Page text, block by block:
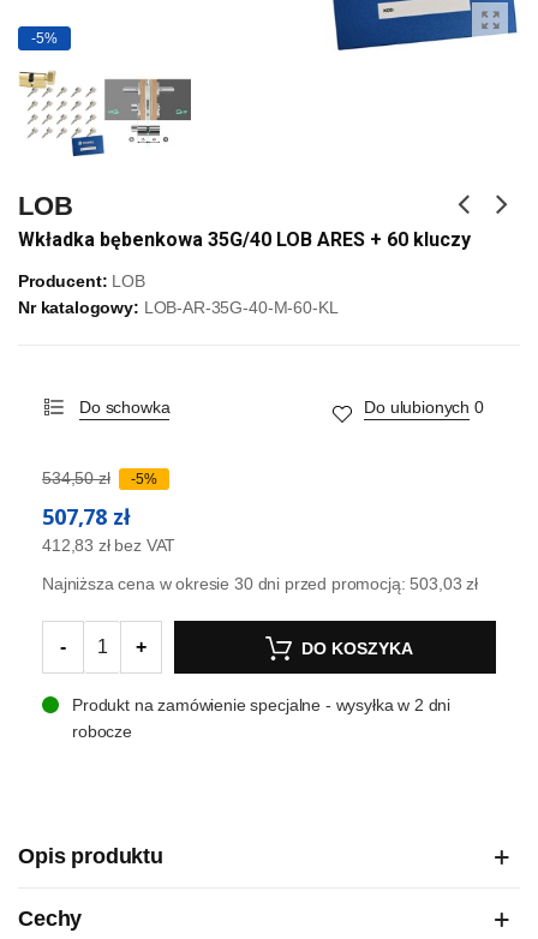
-5%
LOB
Wkładka bębenkowa 35G/40 LOB ARES + 60 kluczy
Producent: LOB
Nr katalogowy: LOB-AR-35G-40-M-60-KL
Do schowka Do ulubionych 0
534,50 zł -5%
507,78 zł
412,83 zł bez VAT
Najniższa cena w okresie 30 dni przed promocją: 503,03 zł
- + DO KOSZYKA
Produkt na zamówienie specjalne - wysyłka w 2 dni
robocze
Opis produktu
Cechy